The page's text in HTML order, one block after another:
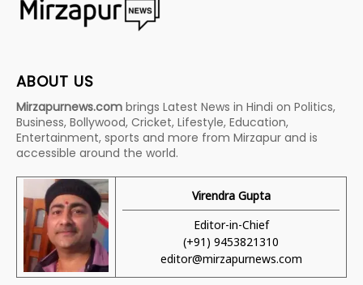
ABOUT US
Mirzapurnews.com brings Latest News in Hindi on Politics,
Business, Bollywood, Cricket, Lifestyle, Education,
Entertainment, sports and more from Mirzapur and is
accessible around the world.
Virendra Gupta
Editor-in-Chief
(+91) 9453821310
editor@mirzapurnews.com